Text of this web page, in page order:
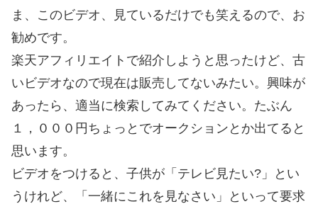
ま、このビデオ、見ているだけでも笑えるので、お
勧めです。
楽天アフィリエイトで紹介しようと思ったけど、古
いビデオなので現在は販売してないみたい。興味が
あったら、適当に検索してみてください。たぶん
１，０００円ちょっとでオークションとか出てると
思います。
ビデオをつけると、子供が「テレビ見たい?」とい
うけれど、「一緒にこれを見なさい」といって要求